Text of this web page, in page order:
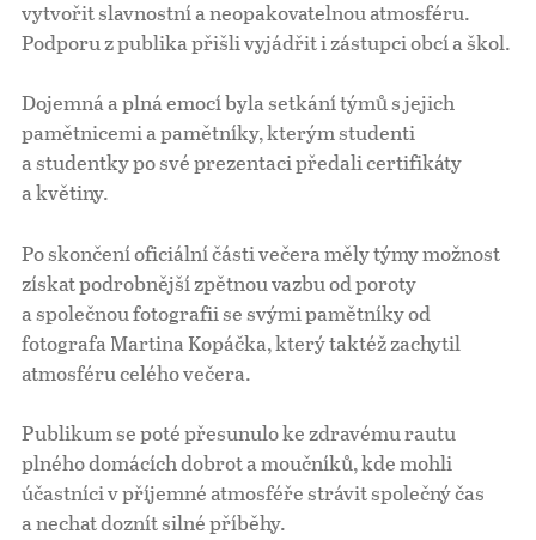
vytvořit slavnostní a neopakovatelnou atmosféru.
Podporu z publika přišli vyjádřit i zástupci obcí a škol.
Dojemná a plná emocí byla setkání týmů s jejich
pamětnicemi a pamětníky, kterým studenti
a studentky po své prezentaci předali certifikáty
a květiny.
Po skončení oficiální části večera měly týmy možnost
získat podrobnější zpětnou vazbu od poroty
a společnou fotografii se svými pamětníky od
fotografa Martina Kopáčka, který taktéž zachytil
atmosféru celého večera.
Publikum se poté přesunulo ke zdravému rautu
plného domácích dobrot a moučníků, kde mohli
účastníci v příjemné atmosféře strávit společný čas
a nechat doznít silné příběhy.